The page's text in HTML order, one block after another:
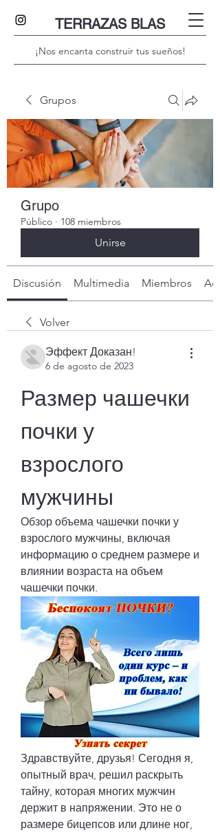
TERRAZAS BLAS
¡Nos encanta construir tus sueños!
Grupos
Grupo
Público · 108 miembros
Unirse
Discusión Multimedia Miembros
Volver
Эффект Доказан!
6 de agosto de 2023
Размер чашечки
почки у
взрослого
мужчины
Обзор объема чашечки почки у
взрослого мужчины, включая
информацию о среднем размере и
влиянии возраста на объем
чашечки почки.
Здравствуйте, друзья! Сегодня я,
опытный врач, решил раскрыть
тайну, которая многих мужчин
держит в напряжении. Это не о
размере бицепсов или длине ног,